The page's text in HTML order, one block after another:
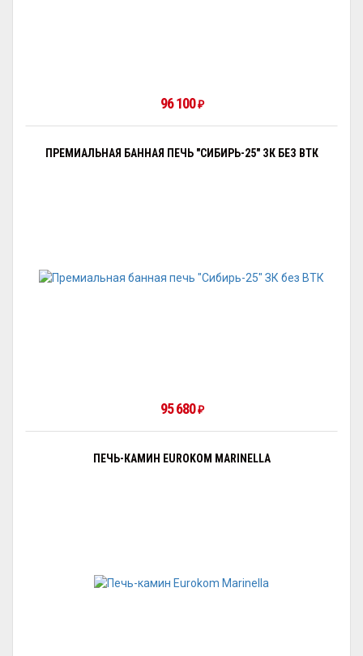
96 100 ₽
ПРЕМИАЛЬНАЯ БАННАЯ ПЕЧЬ "СИБИРЬ-25" ЗК БЕЗ ВТК
95 680 ₽
ПЕЧЬ-КАМИН EUROKOM MARINELLA